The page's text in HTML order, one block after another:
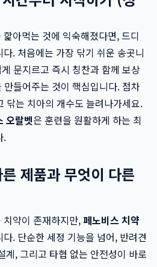
아먹는 것에 익숙해졌다면, 드디
. 처음에는 가장 닦기 쉬운 송곳니
문지르고 즉시 칭찬과 함께 보상
들어주는 것이 핵심입니다. 점차
닦는 치아의 개수도 늘려나가세요.
오랄벳은 훈련을 원활하게 하는 최
.
제품과 무엇이 다른
약이 존재하지만, 페노비스 치약
. 단순한 세정 기능을 넘어, 반려견
계, 그리고 타협 없는 안전성이 바로